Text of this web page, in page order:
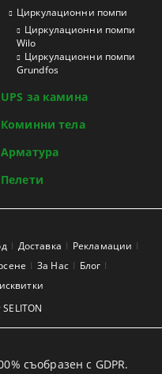
Циркулационни помпи
Циркулационни помпи
Wilo
Циркулационни помпи
Grundfos
UPS за камина
Коминни тела
Арматура
Пелети
Доставка
Рекламации
За Нас
Блог
съобразен с GDPR.